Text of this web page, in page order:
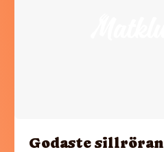
Godaste sillröran